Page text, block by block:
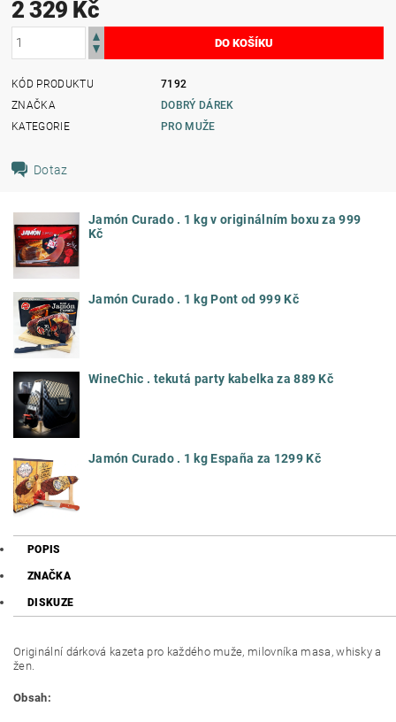
2 329 Kč
KÓD PRODUKTU
7192
ZNAČKA
DOBRÝ DÁREK
KATEGORIE
PRO MUŽE
Dotaz
Jamón Curado . 1 kg v originálním boxu za 999
Kč
Jamón Curado . 1 kg Pont od 999 Kč
WineChic . tekutá party kabelka za 889 Kč
Jamón Curado . 1 kg España za 1299 Kč
POPIS
ZNAČKA
DISKUZE
Originální dárková kazeta pro každého muže, milovníka masa, whisky a
žen.
Obsah: